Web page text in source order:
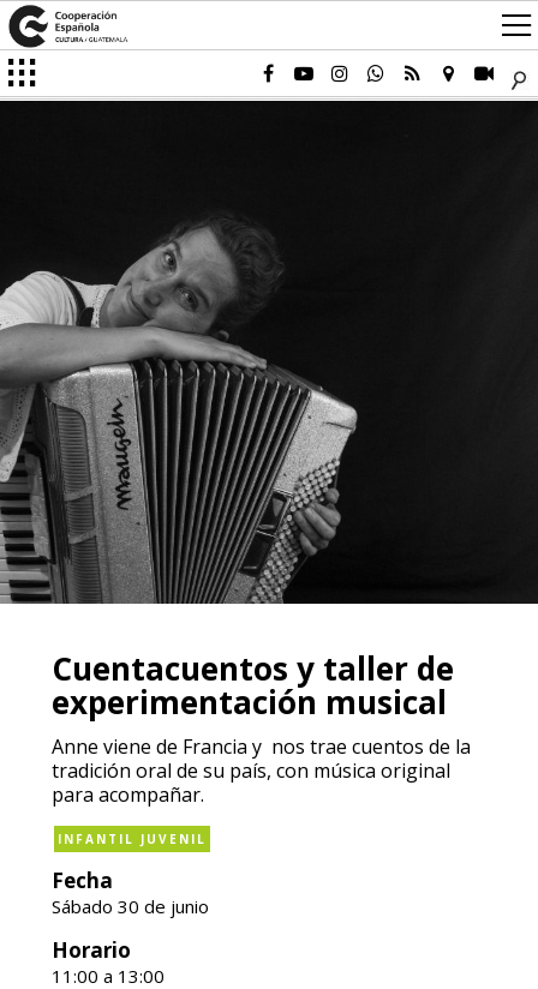
Cuentacuentos y taller de
experimentación musical
Anne viene de Francia y nos trae cuentos de la
tradición oral de su país, con música original
para acompañar.
INFANTIL JUVENIL
Fecha
Sábado 30 de junio
Horario
11:00 a 13:00